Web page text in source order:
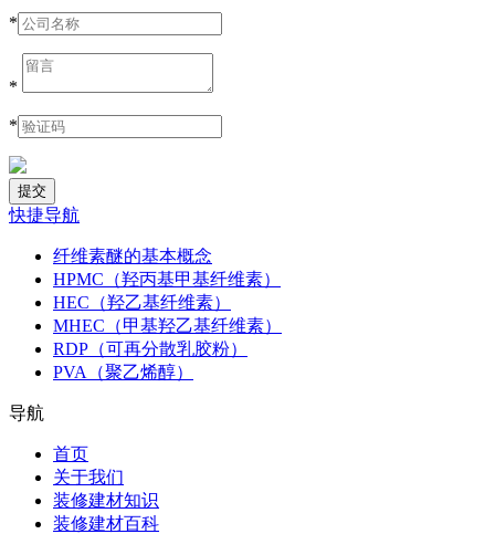
*
*
*
快捷导航
纤维素醚的基本概念
HPMC（羟丙基甲基纤维素）
HEC（羟乙基纤维素）
MHEC（甲基羟乙基纤维素）
RDP（可再分散乳胶粉）
PVA（聚乙烯醇）
导航
首页
关于我们
装修建材知识
装修建材百科